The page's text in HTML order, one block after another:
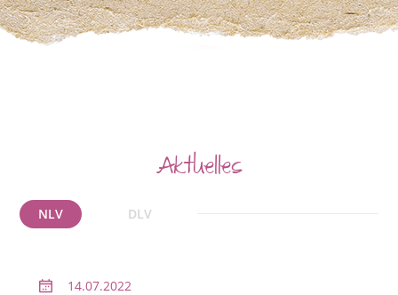
Aktuelles
NLV DLV
14.07.2022